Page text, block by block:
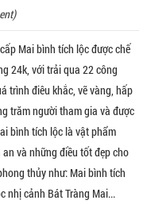
Mai bình tích lộc được chế
24k, với trải qua 22 công
trình điêu khắc, vẽ vàng, hấp
trăm người tham gia và được
bình tích lộc là vật phẩm
và những điều tốt đẹp cho
thủy như: Mai bình tích
nhị cảnh Bát Tràng Mai...